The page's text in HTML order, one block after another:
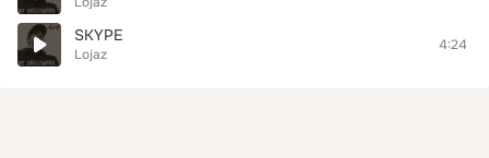
SKYPE
Lojaz
4:24